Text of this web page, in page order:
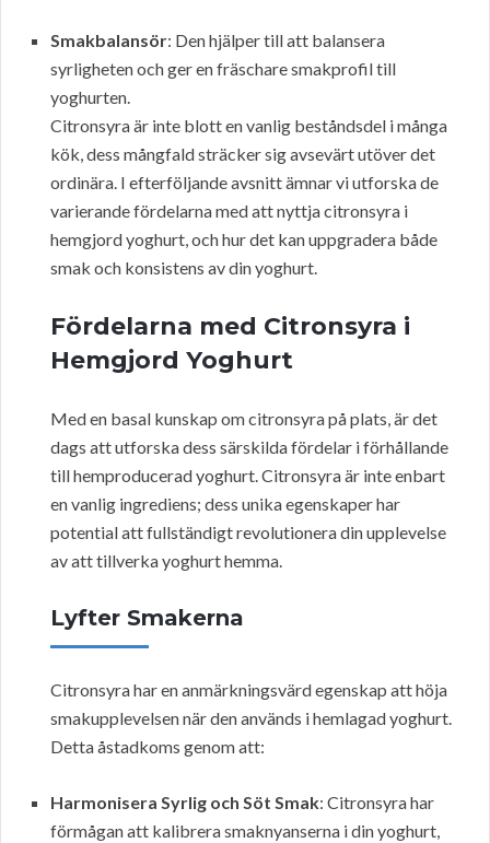
Smakbalansör: Den hjälper till att balansera
syrligheten och ger en fräschare smakprofil till
yoghurten.
Citronsyra är inte blott en vanlig beståndsdel i många
kök, dess mångfald sträcker sig avsevärt utöver det
ordinära. I efterföljande avsnitt ämnar vi utforska de
varierande fördelarna med att nyttja citronsyra i
hemgjord yoghurt, och hur det kan uppgradera både
smak och konsistens av din yoghurt.
Fördelarna med Citronsyra i
Hemgjord Yoghurt
Med en basal kunskap om citronsyra på plats, är det
dags att utforska dess särskilda fördelar i förhållande
till hemproducerad yoghurt. Citronsyra är inte enbart
en vanlig ingrediens; dess unika egenskaper har
potential att fullständigt revolutionera din upplevelse
av att tillverka yoghurt hemma.
Lyfter Smakerna
Citronsyra har en anmärkningsvärd egenskap att höja
smakupplevelsen när den används i hemlagad yoghurt.
Detta åstadkoms genom att:
Harmonisera Syrlig och Söt Smak: Citronsyra har
förmågan att kalibrera smaknyanserna i din yoghurt,